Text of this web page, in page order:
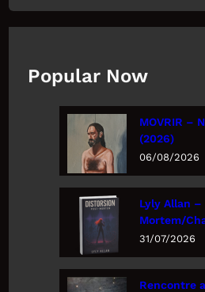
Popular Now
MOVRIR –
(2026)
06/08/2026
Lyly Allan
Mortem/
31/07/2026
Rencontre